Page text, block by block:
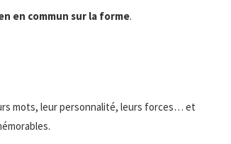
en commun sur la forme.
mots, leur personnalité, leurs forces… et